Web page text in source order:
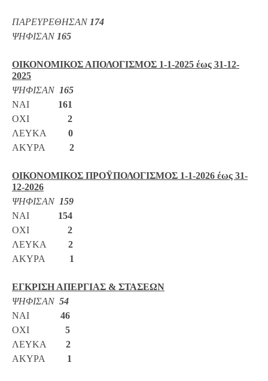
ΠΑΡΕΥΡΕΘΗΣΑΝ 174
ΨΗΦΙΣΑΝ165
ΟΙΚΟΝΟΜΙΚΟΣ ΑΠΟΛΟΓΙΣΜΟΣ 1-1-2025 έως 31-12-
2025
ΨΗΦΙΣΑΝ 165
ΝΑΙ 161
ΟΧΙ 2
ΛΕΥΚΑ 0
ΑΚΥΡΑ 2
ΟΙΚΟΝΟΜΙΚΟΣ ΠΡΟΫΠΟΛΟΓΙΣΜΟΣ 1-1-2026 έως 31-
12-2026
ΨΗΦΙΣΑΝ 159
ΝΑΙ 154
ΟΧΙ 2
ΛΕΥΚΑ 2
ΑΚΥΡΑ 1
ΕΓΚΡΙΣΗ ΑΠΕΡΓΙΑΣ & ΣΤΑΣΕΩΝ
ΨΗΦΙΣΑΝ 54
ΝΑΙ 46
ΟΧΙ 5
ΛΕΥΚΑ 2
ΑΚΥΡΑ 1